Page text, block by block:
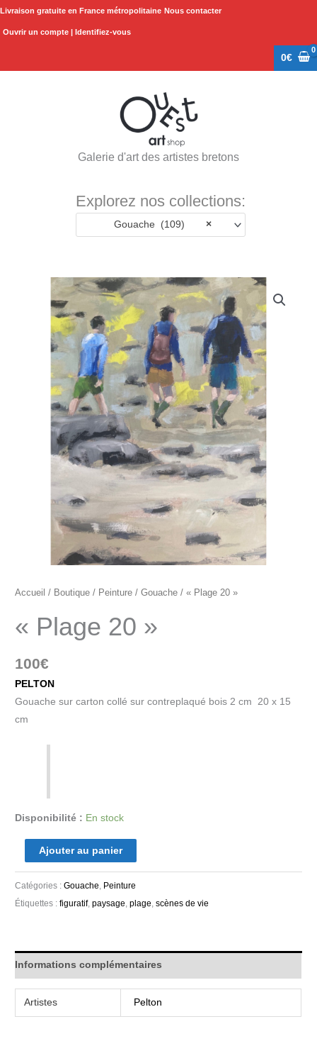
Aller
Livraison gratuite en France métropolitaine Nous contacter
Ouvrir un compte | Identifiez-vous
0€
Galerie d'art des artistes bretons
Explorez nos collections:
×
Gouache (109)
Accueil / Boutique / Peinture /Gouache / « Plage 20 »
« Plage 20 »
100€
PELTON
Gouache sur carton collé sur contreplaqué bois 2 cm 20 x 15
cm
Disponibilité : En stock
Ajouter au panier
Catégories :Gouache Peinture
Étiquettes :figuratif,paysage ,plage ,scènes de vie
Informations complémentaires
Artistes Pelton